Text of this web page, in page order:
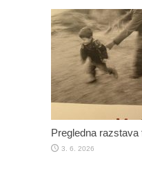
Pregledna
3. 6. 2026